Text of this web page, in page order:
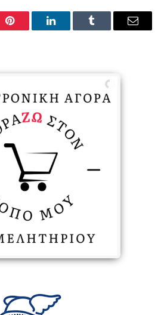
Pinterest LinkedInTumblr Email